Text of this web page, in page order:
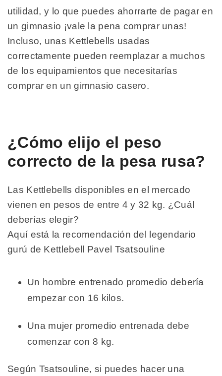
utilidad, y lo que puedes ahorrarte de pagar en
un gimnasio ¡vale la pena comprar unas!
Incluso, unas Kettlebells usadas
correctamente pueden reemplazar a muchos
de los equipamientos que necesitarías
comprar en un gimnasio casero.
¿Cómo elijo el peso
correcto de la pesa rusa?
Las Kettlebells disponibles en el mercado
vienen en pesos de entre 4 y 32 kg. ¿Cuál
deberías elegir?
Aquí está la recomendación del legendario
gurú de Kettlebell Pavel Tsatsouline
Un hombre entrenado promedio debería
empezar con 16 kilos.
Una mujer promedio entrenada debe
comenzar con 8 kg.
Según Tsatsouline, si puedes hacer una